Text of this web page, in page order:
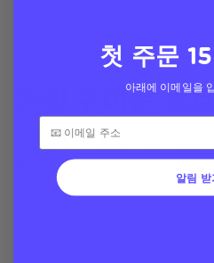
가장 귀여운 보호
인증된 10-ft 보호 기능이 있는
첫 주문
아래에 이메일을
알림 받